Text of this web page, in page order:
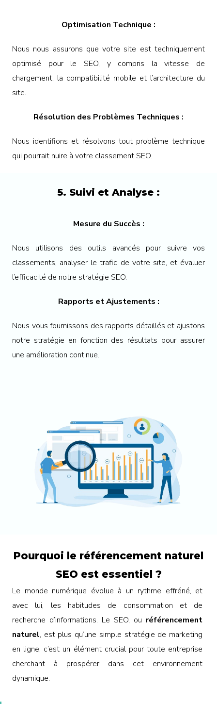
Optimisation Technique :
Nous nous assurons que votre site est techniquement
optimisé pour le SEO, y compris la vitesse de
chargement, la compatibilité mobile et l’architecture du
site.
Résolution des Problèmes Techniques :
Nous identifions et résolvons tout problème technique
qui pourrait nuire à votre classement SEO.
5. Suivi et Analyse :
Mesure du Succès :
Nous utilisons des outils avancés pour suivre vos
classements, analyser le trafic de votre site, et évaluer
l’efficacité de notre stratégie SEO.
Rapports et Ajustements :
Nous vous fournissons des rapports détaillés et ajustons
notre stratégie en fonction des résultats pour assurer
une amélioration continue.
Pourquoi le référencement naturel
SEO est essentiel ?
Le monde numérique évolue à un rythme effréné, et
avec lui, les habitudes de consommation et de
recherche d’informations. Le SEO, ou référencement
naturel, est plus qu’une simple stratégie de marketing
en ligne, c’est un élément crucial pour toute entreprise
cherchant à prospérer dans cet environnement
dynamique.